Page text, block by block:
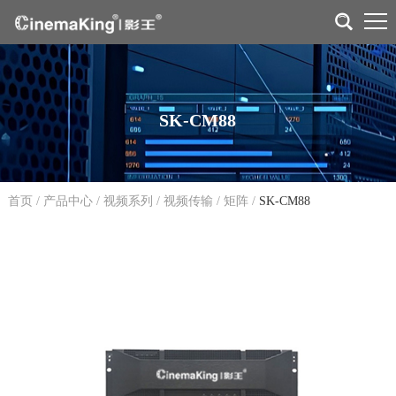
SK-CM88
首页 / 产品中心/ 视频系列 / 视频传输 / 矩阵/ SK-CM88